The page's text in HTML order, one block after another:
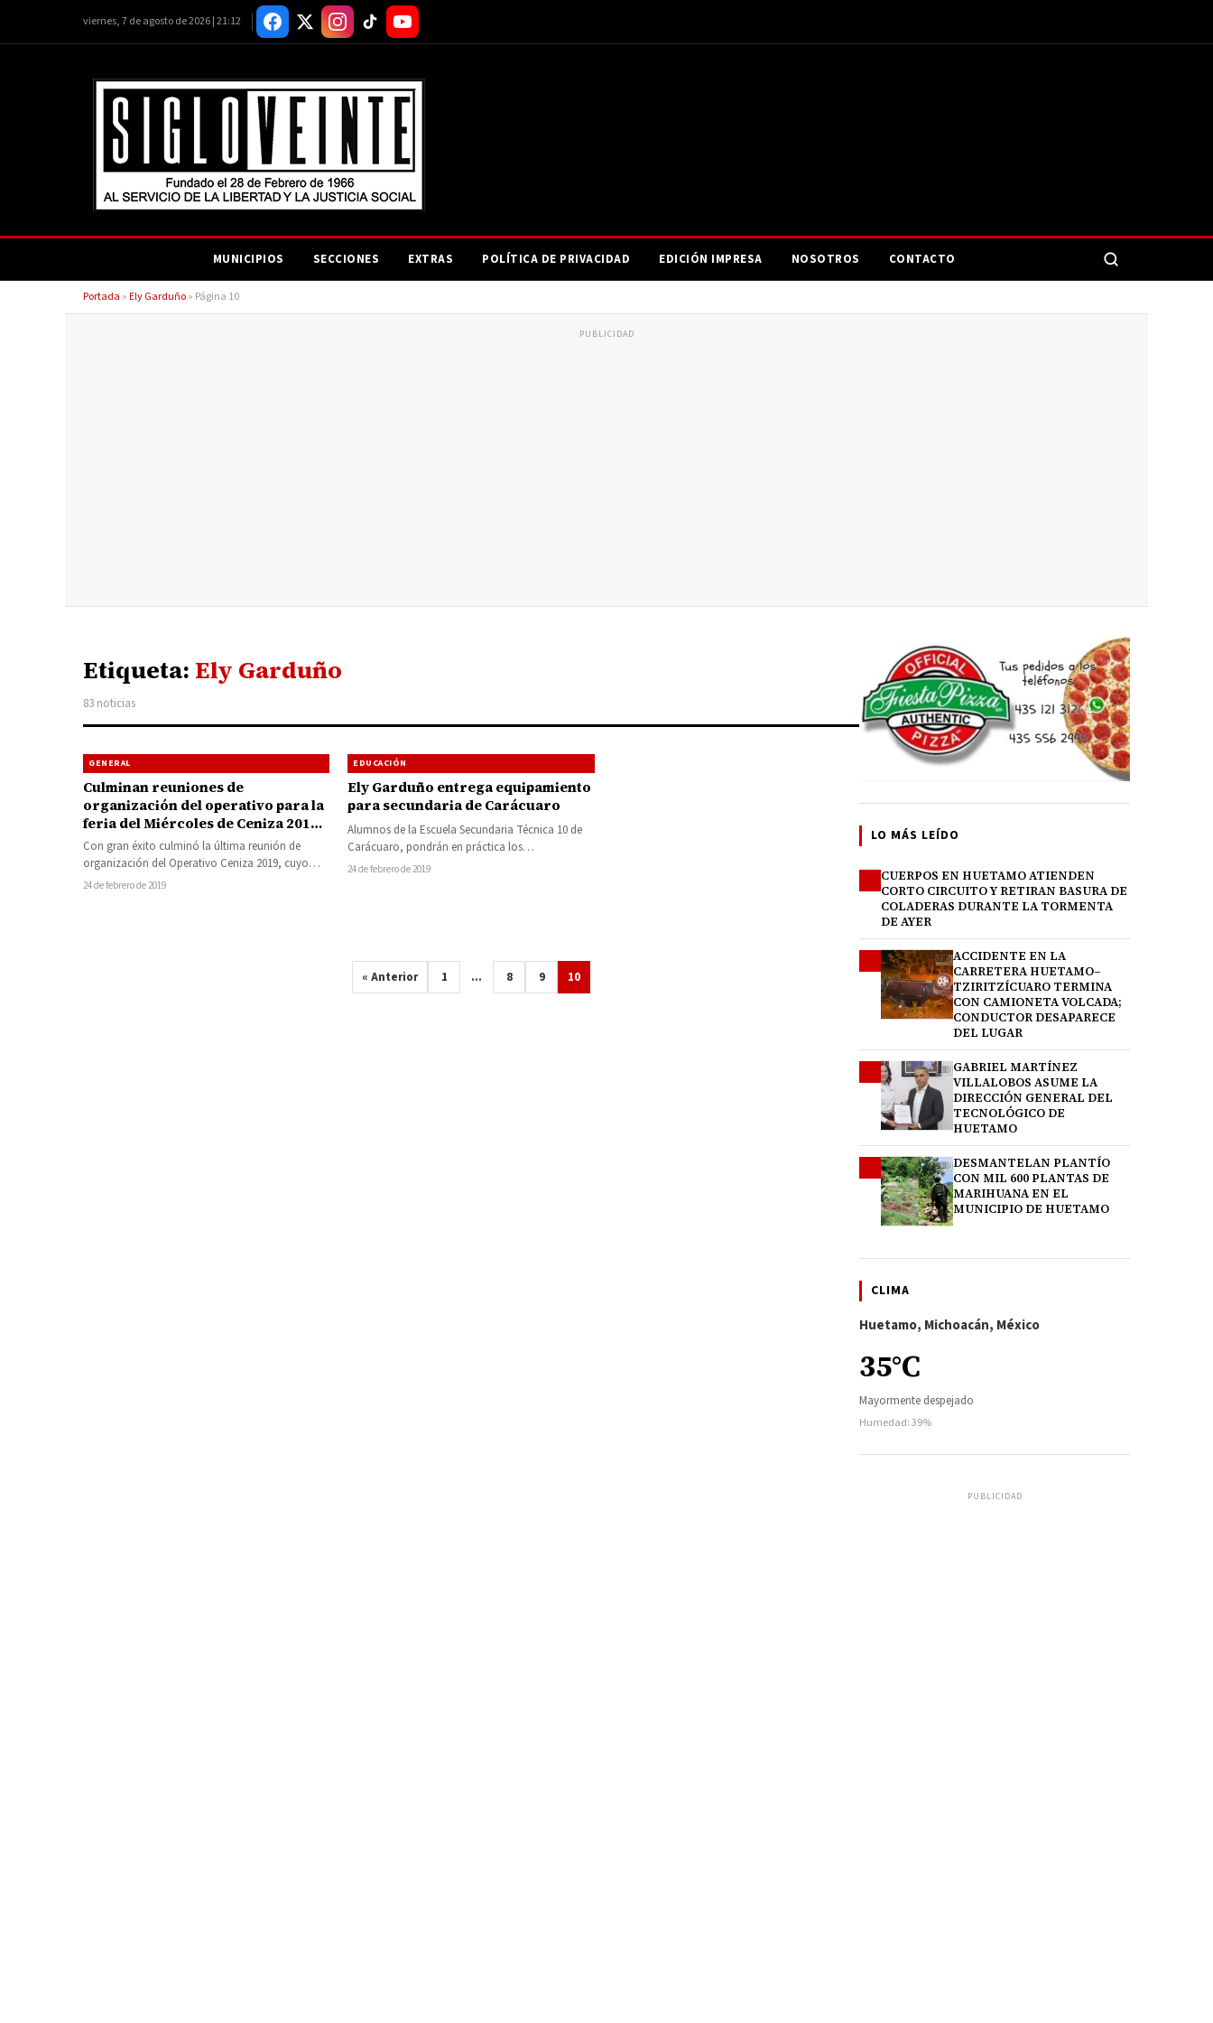
viernes, 7 de agosto de 2026 | 21:12
MUNICIPIOS SECCIONES EXTRAS POLÍTICA DE PRIVACIDAD EDICIÓN IMPRESA NOSOTROS CONTACTO
Portada »Ely Garduño» Página 10
PUBLICIDAD
Etiqueta: Ely Garduño
83 noticias
GENERAL
Culminan reuniones de
organización del operativo para la
feria del Miércoles de Ceniza 2019
en Carácuaro
Con gran éxito culminó la última reunión de
organización del Operativo Ceniza 2019, cuyo
objetivo es salvaguardar la integridad de…
24 de febrero de 2019
EDUCACIÓN
Ely Garduño entrega equipamiento
para secundaria de Carácuaro
Alumnos de la Escuela Secundaria Técnica 10 de
Carácuaro, pondrán en práctica los
conocimientos adquiridos en las materias de
24 de febrero de 2019
« Anterior 1 … 8 9 10
LO MÁS LEÍDO
CUERPOS EN HUETAMO ATIENDEN
CORTO CIRCUITO Y RETIRAN BASURA DE
COLADERAS DURANTE LA TORMENTA
DE AYER
ACCIDENTE EN LA
CARRETERA HUETAMO–
TZIRITZÍCUARO TERMINA
CON CAMIONETA VOLCADA;
CONDUCTOR DESAPARECE
DEL LUGAR
GABRIEL MARTÍNEZ
VILLALOBOS ASUME LA
DIRECCIÓN GENERAL DEL
TECNOLÓGICO DE
HUETAMO
DESMANTELAN PLANTÍO
CON MIL 600 PLANTAS DE
MARIHUANA EN EL
MUNICIPIO DE HUETAMO
CLIMA
Huetamo, Michoacán, México
35°C
Mayormente despejado
Humedad: 39%
PUBLICIDAD